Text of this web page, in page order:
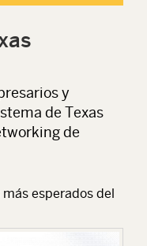
y
de Texas
de
más esperados del